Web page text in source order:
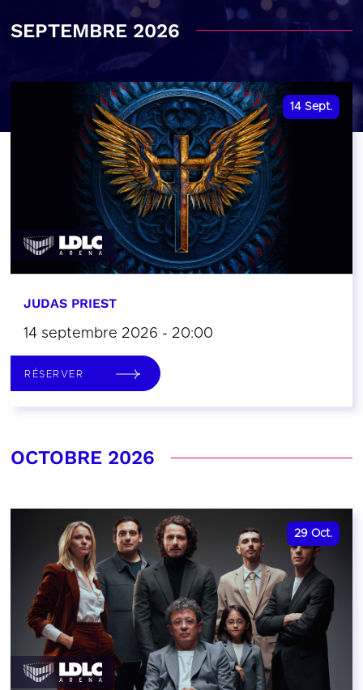
SEPTEMBRE 2026
14 Sept.
JUDAS PRIEST
14 septembre 2026 - 20:00
RÉSERVER
OCTOBRE 2026
29 Oct.